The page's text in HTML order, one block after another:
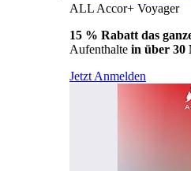
ALL Accor+ Voyager
15 % Rabatt das
Aufenthalte in über 30
Jetzt Anmelden